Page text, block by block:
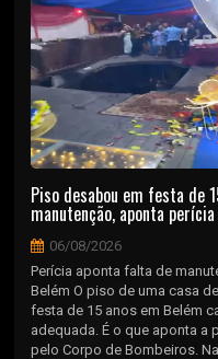
Piso desabou em festa de
manutenção, aponta perícia
06/08/2026
Perícia aponta falta de
Belém O piso de uma casa
festa de 15 anos em Belém
adequada. É o que aponta a
pelo Corpo de Bombeiros.